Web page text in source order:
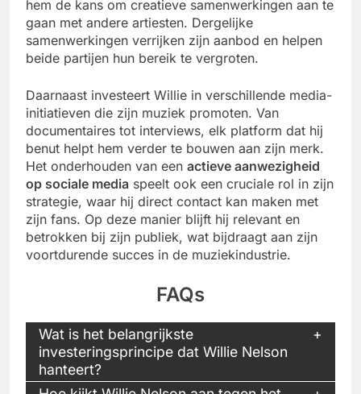
hem de kans om creatieve samenwerkingen aan te
gaan met andere artiesten. Dergelijke
samenwerkingen verrijken zijn aanbod en helpen
beide partijen hun bereik te vergroten.
Daarnaast investeert Willie in verschillende media-
initiatieven die zijn muziek promoten. Van
documentaires tot interviews, elk platform dat hij
benut helpt hem verder te bouwen aan zijn merk.
Het onderhouden van een actieve aanwezigheid
op sociale media speelt ook een cruciale rol in zijn
strategie, waar hij direct contact kan maken met
zijn fans. Op deze manier blijft hij relevant en
betrokken bij zijn publiek, wat bijdraagt aan zijn
voortdurende succes in de muziekindustrie.
FAQs
Wat is het belangrijkste
investeringsprincipe dat Willie Nelson
hanteert?